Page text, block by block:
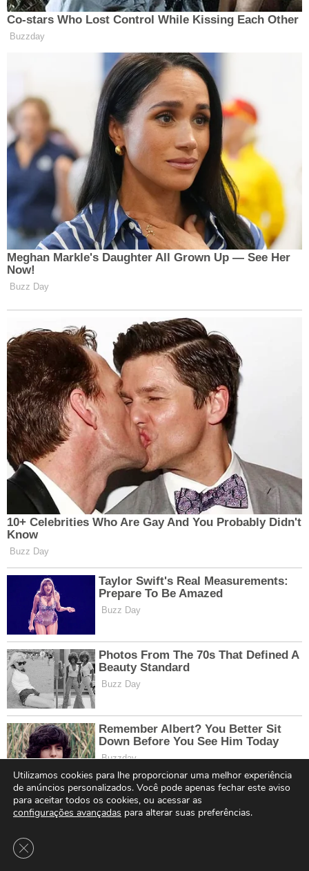
Utilizamos cookies para lhe proporcionar uma melhor experiência
de anúncios personalizados. Você pode apenas fechar este aviso
para aceitar todos os cookies, ou acessar as
configurações avançadas para alterar suas preferências.
Close GDPR Cookie Banner